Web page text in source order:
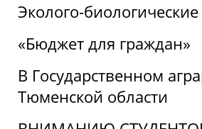
Эколого-
«Бюджет для граждан»
В Государственном
Тюменской области